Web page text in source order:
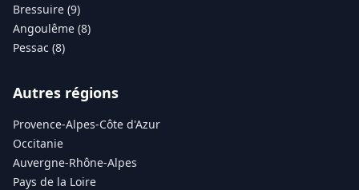
Bressuire (9)
Angoulême (8)
Pessac (8)
Autres régions
Provence-Alpes-Côte d'Azur
Occitanie
Auvergne-Rhône-Alpes
Pays de la Loire